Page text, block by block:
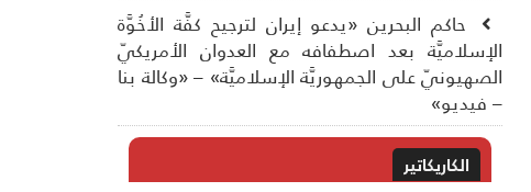
حاكم البحرين «يدعو إيران لترجيح كفَّة الأخُوَّة
الإسلاميَّة بعد اصطفافه مع العدوان الأمريكيّ
الصهيونيّ على الجمهوريَّة الإسلاميَّة» – «وكالة بنا
– فيديو»
الكاريكاتير